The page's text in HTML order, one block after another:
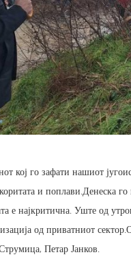
кој го зафати нашиот
и поплави.Денеска
е најкритична. Уште од
од приватниот
Петар Јанков.